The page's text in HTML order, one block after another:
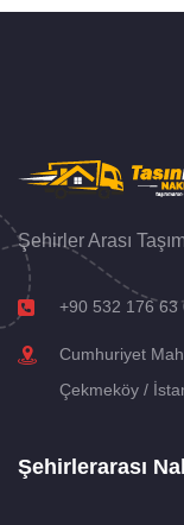
Şehirler Arası
+90 532 176 63
Cumhuriyet
Çekmeköy /
Şehirlerarası